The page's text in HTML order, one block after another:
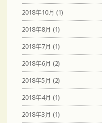
2018年10月 (1)
2018年8月 (1)
2018年7月 (1)
2018年6月 (2)
2018年5月 (2)
2018年4月 (1)
2018年3月 (1)